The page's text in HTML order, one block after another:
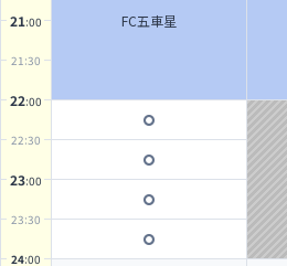
21:00
21:30
22:00
22:30
23:00
23:30
24:00
FC五車星